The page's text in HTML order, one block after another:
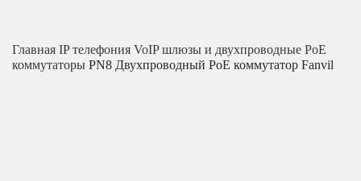
Главная IP телефония VoIP шлюзы и двухпроводные PoE
коммутаторы PN8 Двухпроводный PoE коммутатор Fanvil